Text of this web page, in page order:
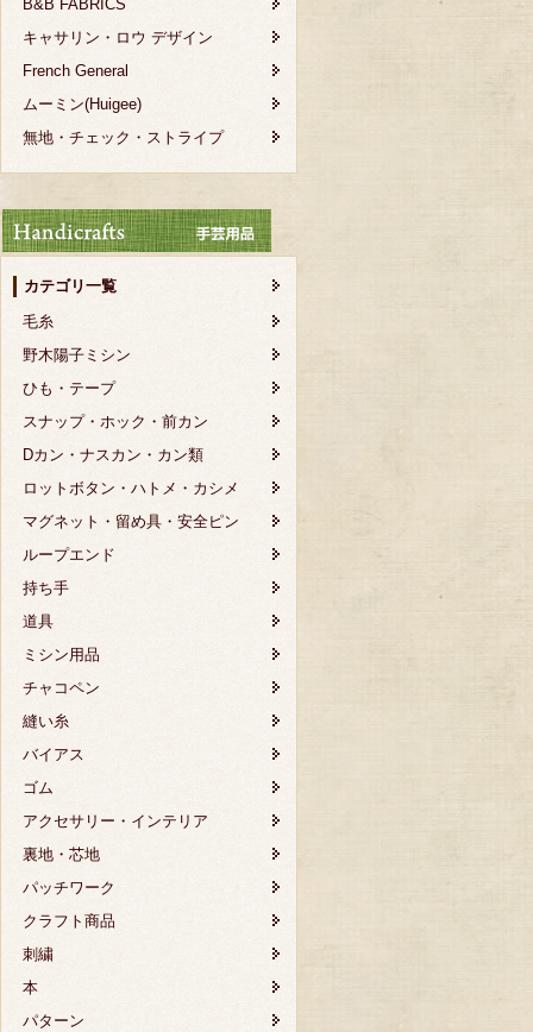
B&B FABRICS
キャサリン・ロウ デザイン
French General
ムーミン(Huigee)
無地・チェック・ストライプ
カテゴリ一覧
毛糸
野木陽子ミシン
ひも・テープ
スナップ・ホック・前カン
Dカン・ナスカン・カン類
ロットボタン・ハトメ・カシメ
マグネット・留め具・安全ピン
ループエンド
持ち手
道具
ミシン用品
チャコペン
縫い糸
バイアス
ゴム
アクセサリー・インテリア
裏地・芯地
パッチワーク
クラフト商品
刺繍
本
パターン